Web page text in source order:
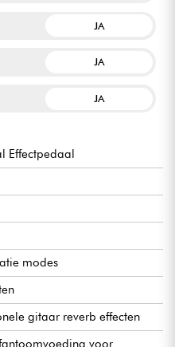
JA
JA
JA
Effectpedaal
modes
gitaar reverb effecten
voor